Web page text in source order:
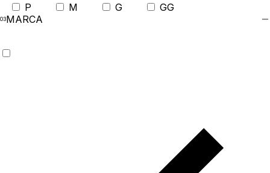
P M G
GG
MARCA